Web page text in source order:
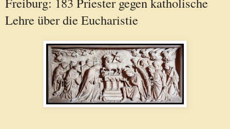
Lehre über die Eucharistie